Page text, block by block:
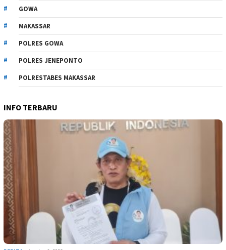
GOWA
MAKASSAR
POLRES GOWA
POLRES JENEPONTO
POLRESTABES MAKASSAR
INFO TERBARU